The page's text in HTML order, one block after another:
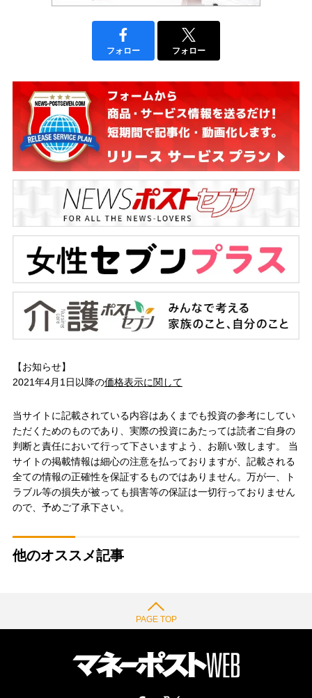
フォロー フォロー
【お知らせ】
2021年4月1日以降の価格表示に関して
当サイトに記載されている内容はあくまでも投資の参考にしてい
ただくためのものであり、実際の投資にあたっては読者ご自身の
判断と責任において行って下さいますよう、お願い致します。 当
サイトの掲載情報は細心の注意を払っておりますが、記載される
全ての情報の正確性を保証するものではありません。万が一、ト
ラブル等の損失が被っても損害等の保証は一切行っておりません
ので、予めご了承下さい。
他のオススメ記事
PAGE TOP